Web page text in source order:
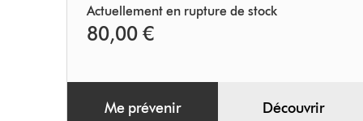
V11
Actuellement en rupture de stock
80,00 €
Me prévenir Découvrir